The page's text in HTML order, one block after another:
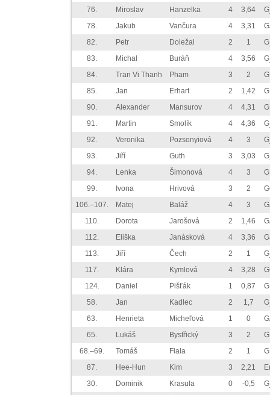
76.
Miroslav Hanzelka 4 3,64
78.
Jakub Vančura 4 3,31
82.
Petr Doležal 2 1
83.
Michal Buráň 4 3,56
84.
Tran Vi Thanh Pham 3 2
85.
Jan Erhart 2 1,42
90.
Alexander Mansurov 4 4,31
91.
Martin Smolík 4 4,36
92.
Veronika Pozsonyiová 4 3
93.
Jiří Guth 3 3,03
94.
Lenka Šimonová 4 3
99.
Ivona Hrivová 3 2
106.–107.
Matej Baláž 4 3
110.
Dorota Jarošová 2 1,46
112.
Eliška Janásková 4 3,36
113.
Jiří Čech 2 1
117.
Klára Kymlová 4 3,28
124.
Daniel Pišťák 1 0,87
58.
Jan Kadlec 2 1,7
63.
Henrieta Micheľová 1 0
65.
Lukáš Bystřický 3 2
68.–69.
Tomáš Fiala 2 1
87.
Hee-Hun Kim 3 2,21
30.
Dominik Krasula 0 -0,5